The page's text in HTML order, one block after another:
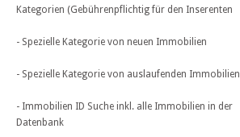
Kategorien (Gebührenpflichtig für den Inserenten
- Spezielle Kategorie von neuen Immobilien
- Spezielle Kategorie von auslaufenden Immobilien
- Immobilien ID Suche inkl. alle Immobilien in der
Datenbank